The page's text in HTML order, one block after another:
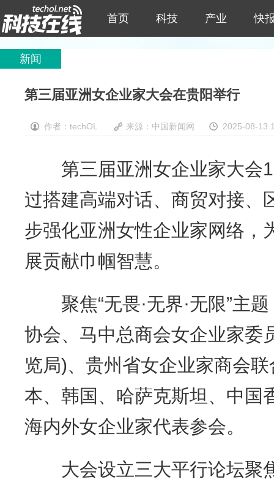
首页 科技 产业 快
新闻
第三届亚洲女企业家大会在贵阳举行
作者：techOL 来源：中国新闻网 2025-08-13
第三届亚洲女企业家大会
过搭建高端对话、商贸对接、
步强化亚洲女性企业家网络，
展贡献巾帼智慧。
聚焦“无畏·无界·无限”主题
协会、马中总商会女企业家委
览局)、贵州省女企业家商会
本、韩国、哈萨克斯坦、中国
海内外女企业家代表参会。
大会设立三大平行论坛聚